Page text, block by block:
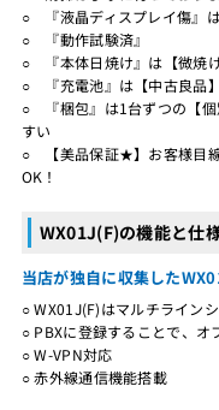
○ 『液晶ディスプレイ傷』
○ 『動作試験済』
○ 『本体日焼け』は【微焼
○ 『充電池』は【中古良品
○ 『梱包』は1台ずつの【個
すい
○ 【美品保証★】お客様目
OK！
WX01J(F)の機能と仕
当店が独自に収集した
○ WX01J(F)はマルチライン
○ PBXに登録することで、
○ W-VPN対応
○ 赤外線通信機能搭載